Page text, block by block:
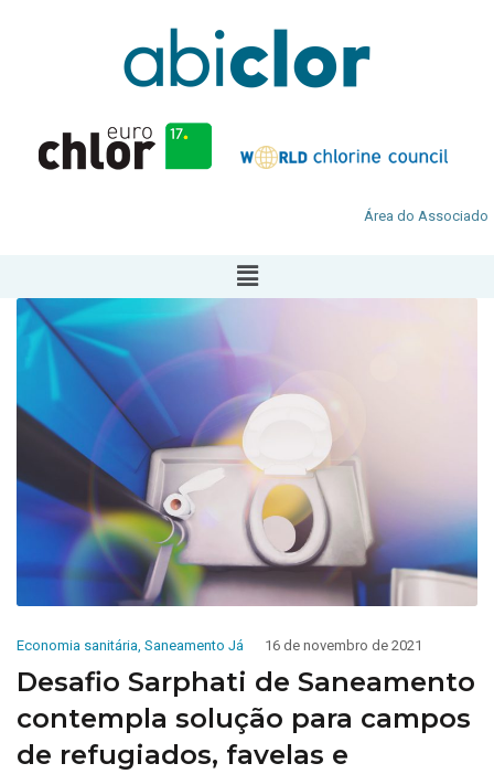
Área do Associado
Economia sanitária, Saneamento Já 16 de novembro de 2021
Desafio Sarphati de Saneamento
contempla solução para campos
de refugiados, favelas e